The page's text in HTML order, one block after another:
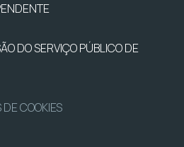
DO SERVIÇO PÚBLICO DE
COOKIES